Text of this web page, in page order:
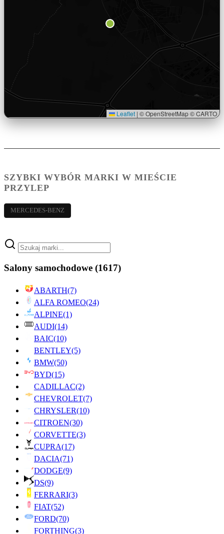
Leaflet | © OpenStreetMap © CARTO
SZYBKI WYBÓR MARKI W MIEŚCIE
PRZYLEP
MERCEDES-BENZ
Salony samochodowe (1617)
ABARTH(7)
ALFA ROMEO(24)
ALPINE(1)
AUDI(14)
BAIC(10)
BENTLEY(5)
BMW(50)
BYD(15)
CADILLAC(2)
CHEVROLET(7)
CHRYSLER(10)
CITROEN(30)
CORVETTE(3)
CUPRA(17)
DACIA(71)
DODGE(9)
DS(9)
FERRARI(3)
FIAT(52)
FORD(70)
FORTHING(3)